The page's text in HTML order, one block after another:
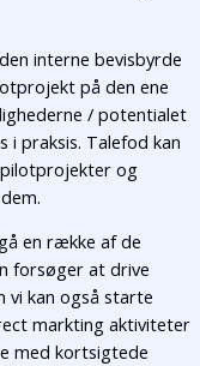
interne bevisbyrde
på den ene
/ potentialet
i praksis. Talefod kan
og
en række af de
forsøger at drive
vi kan også starte
markting aktiviteter
med kortsigtede